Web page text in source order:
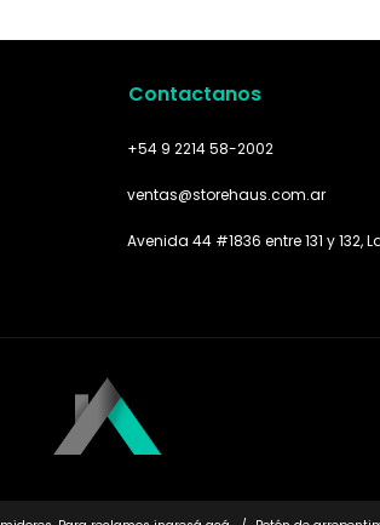
Contactanos
+54 9 2214 58-2002
ventas@storehaus.com.ar
Avenida 44 #1836 entre 131 y 132,